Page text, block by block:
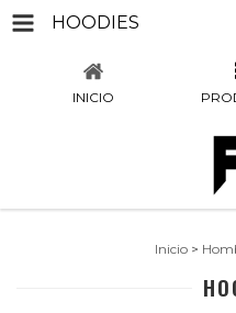
HOODIES
INICIO
Inicio >